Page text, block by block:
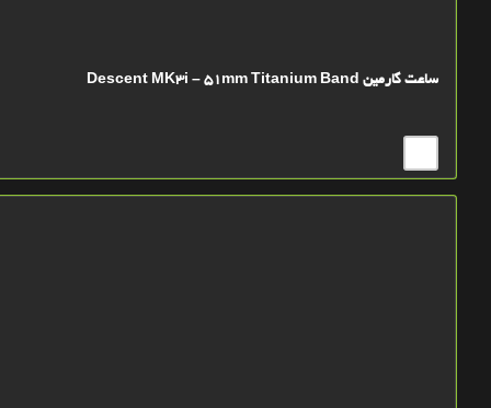
ساعت گارمین Descent MK3i – 51mm Titanium Band